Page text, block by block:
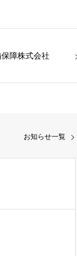
障株式会社
お知らせ一覧